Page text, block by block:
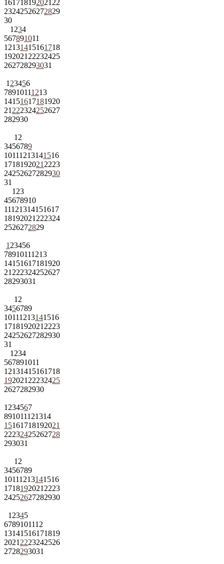
161718192021 22
23242526272829
30
1 234
567891011
12131415161718
192021 22232425
262728293031
1 23456
78910111213
14151617181920
21 222324252627
282930
1 2
3456789
10111213141516
1718192021 2223
24252627282930
31
1 23
45678910
11121314151617
18192021 222324
2526272829
1 23456
78910111213
14151617181920
21 222324252627
28293031
1 2
3456789
10111213141516
1718192021 2223
24252627282930
31
1 234
567891011
12131415161718
192021 22232425
2627282930
1 234567
891011121314
15161718192021
22232425262728
293031
1 2
3456789
10111213141516
1718192021 2223
24252627282930
1 2345
6789101112
13141516171819
2021 2223242526
2728293031